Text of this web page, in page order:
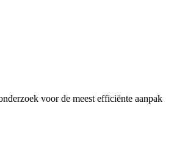
voor de meest efficiënte aanpak